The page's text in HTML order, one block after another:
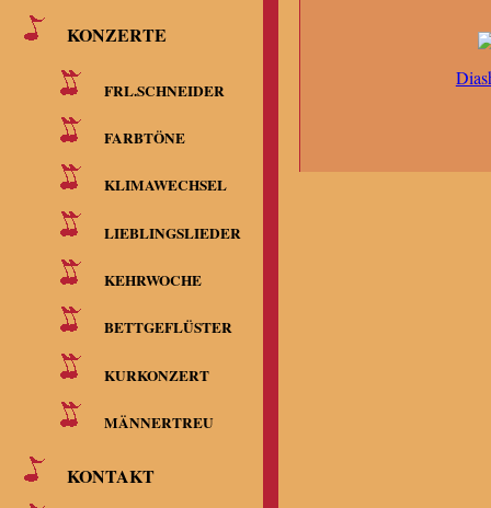
KONZERTE
FRL.SCHNEIDER
FARBTÖNE
KLIMAWECHSEL
LIEBLINGSLIEDER
KEHRWOCHE
BETTGEFLÜSTER
KURKONZERT
MÄNNERTREU
KONTAKT